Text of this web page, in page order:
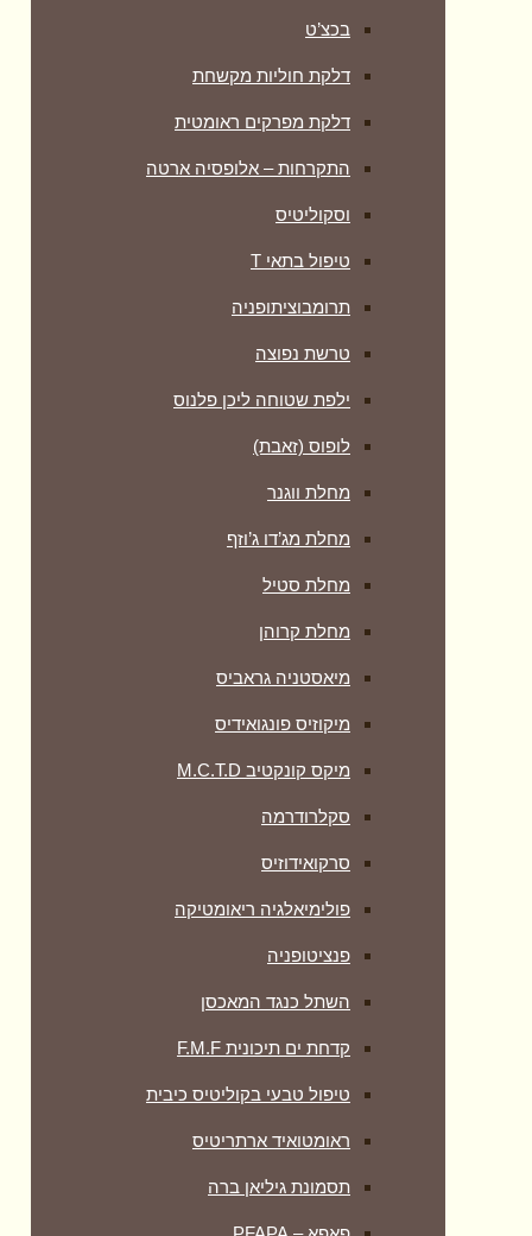
בכצ’ט
דלקת חוליות מקשחת
דלקת מפרקים ראומטית
התקרחות – אלופסיה ארטה
וסקוליטיס
טיפול בתאי T
תרומבוציתופניה
טרשת נפוצה
ילפת שטוחה ליכן פלנוס
לופוס (זאבת)
מחלת ווגנר
מחלת מג’דו ג’וזף
מחלת סטיל
מחלת קרוהן
מיאסטניה גראביס
מיקוזיס פונגואידיס
מיקס קונקטיב M.C.T.D
סקלרודרמה
סרקואידוזיס
פולימיאלגיה ריאומטיקה
‏פנציטופניה
השתל כנגד המאכסן
קדחת ים תיכונית F.M.F
טיפול טבעי בקוליטיס כיבית
ראומטואיד ארתריטיס
תסמונת גיליאן ברה